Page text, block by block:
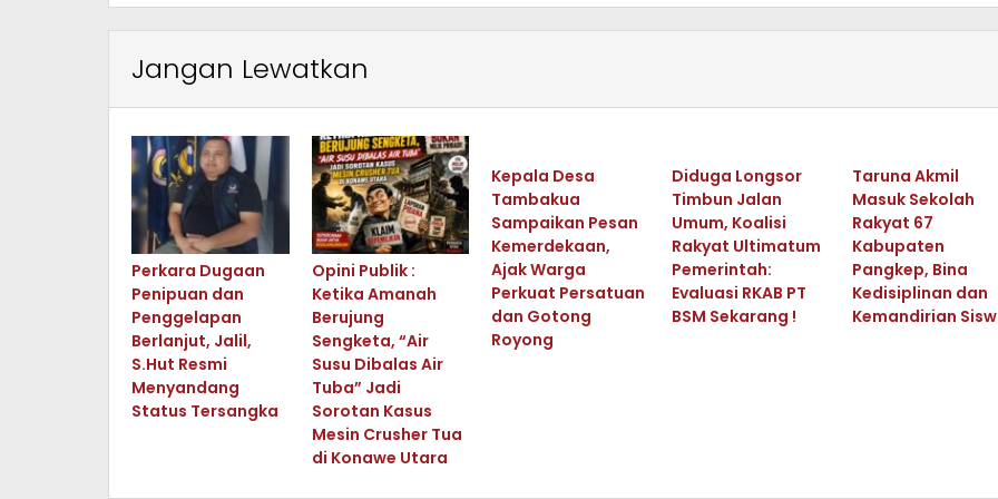
Jangan Lewatkan
Perkara Dugaan
Penipuan dan
Penggelapan
Berlanjut, Jalil,
S.Hut Resmi
Menyandang
Status Tersangka
Opini Publik :
Ketika Amanah
Berujung
Sengketa, “Air
Susu Dibalas Air
Tuba” Jadi
Sorotan Kasus
Mesin Crusher Tua
di Konawe Utara
Kepala Desa
Tambakua
Sampaikan Pesan
Kemerdekaan,
Ajak Warga
Perkuat Persatuan
dan Gotong
Royong
Diduga Longsor
Timbun Jalan
Umum, Koalisi
Rakyat Ultimatum
Pemerintah:
Evaluasi RKAB PT
BSM Sekarang !
Taruna Akmil
Masuk Sekolah
Rakyat 67
Kabupaten
Pangkep, Bina
Kedisiplinan dan
Kemandirian